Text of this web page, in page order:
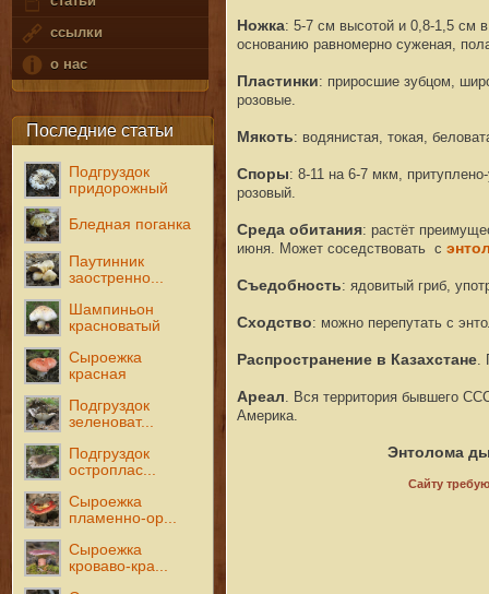
ссылки
о нас
Последние статьи
Подгруздок
придорожный
Бледная поганка
Паутинник
заостренно...
Шампиньон
красноватый
Сыроежка
красная
Подгруздок
зеленоват...
Подгруздок
остроплас...
Сыроежка
пламенно-ор...
Сыроежка
кроваво-кра...
Ножка: 5-7 см высотой и 0,8-1,5 см
основанию равномерно суженая,
Пластинки: приросшие зубцом,
розовые.
Мякоть: водянистая, токая,
Споры: 8-11 на 6-7 мкм,
розовый.
Среда обитания: растёт
июня. Может соседствовать с
Съедобность: ядовитый гриб,
Сходство: можно перепутать с
Распространение в Казахстане.
Ареал . Вся территория бывшего
Америка.
Энтолома